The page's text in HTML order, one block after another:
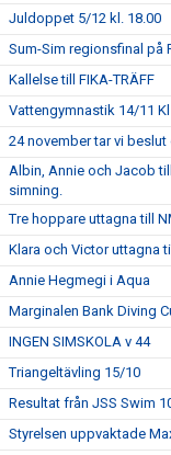
Juldoppet 5/12 kl. 18.00
Sum-Sim regionsfinal på
Kallelse till FIKA-TRÄFF
Vattengymnastik 14/11
24 november tar vi
Albin, Annie och Jacob
simning.
Tre hoppare uttagna till
Klara och Victor uttagna
Annie Hegmegi i Aqua
Marginalen Bank Diving
INGEN SIMSKOLA v 44
Triangeltävling 15/10
Resultat från JSS Swim
Styrelsen uppvaktade